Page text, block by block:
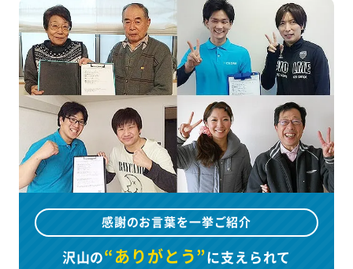
感謝のお言葉を一挙ご紹介
沢山の“ありがとう”に支えられて